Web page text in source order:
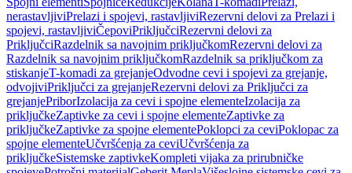
nerastavljiviPrelazi i spojevi, rastavljiviRezervni delovi za Prelazi i
spojevi, rastavljiviČepoviPriključciRezervni delovi za
PriključciRazdelnik sa navojnim priključkomRezervni delovi za
Razdelnik sa navojnim priključkomRazdelnik sa priključkom za
stiskanjeT-komadi za grejanjeOdvodne cevi i spojevi za grejanje,
odvojiviPriključci za grejanjeRezervni delovi za Priključci za
grejanjePriborIzolacija za cevi i spojne elementeIzolacija za
priključkeZaptivke za cevi i spojne elementeZaptivke za
priključkeZaptivke za spojne elementePoklopci za ceviPoklopac za
spojne elementeUčvršćenja za ceviUčvršćenja za
priključkeSistemske zaptivkeKompleti vijaka za prirubničke